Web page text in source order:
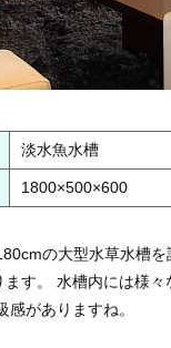
淡水魚水槽
1800×500×600
の大型水草水槽
す。 水槽内には様々
がありますね。